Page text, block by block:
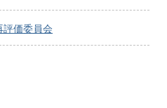
価委員会